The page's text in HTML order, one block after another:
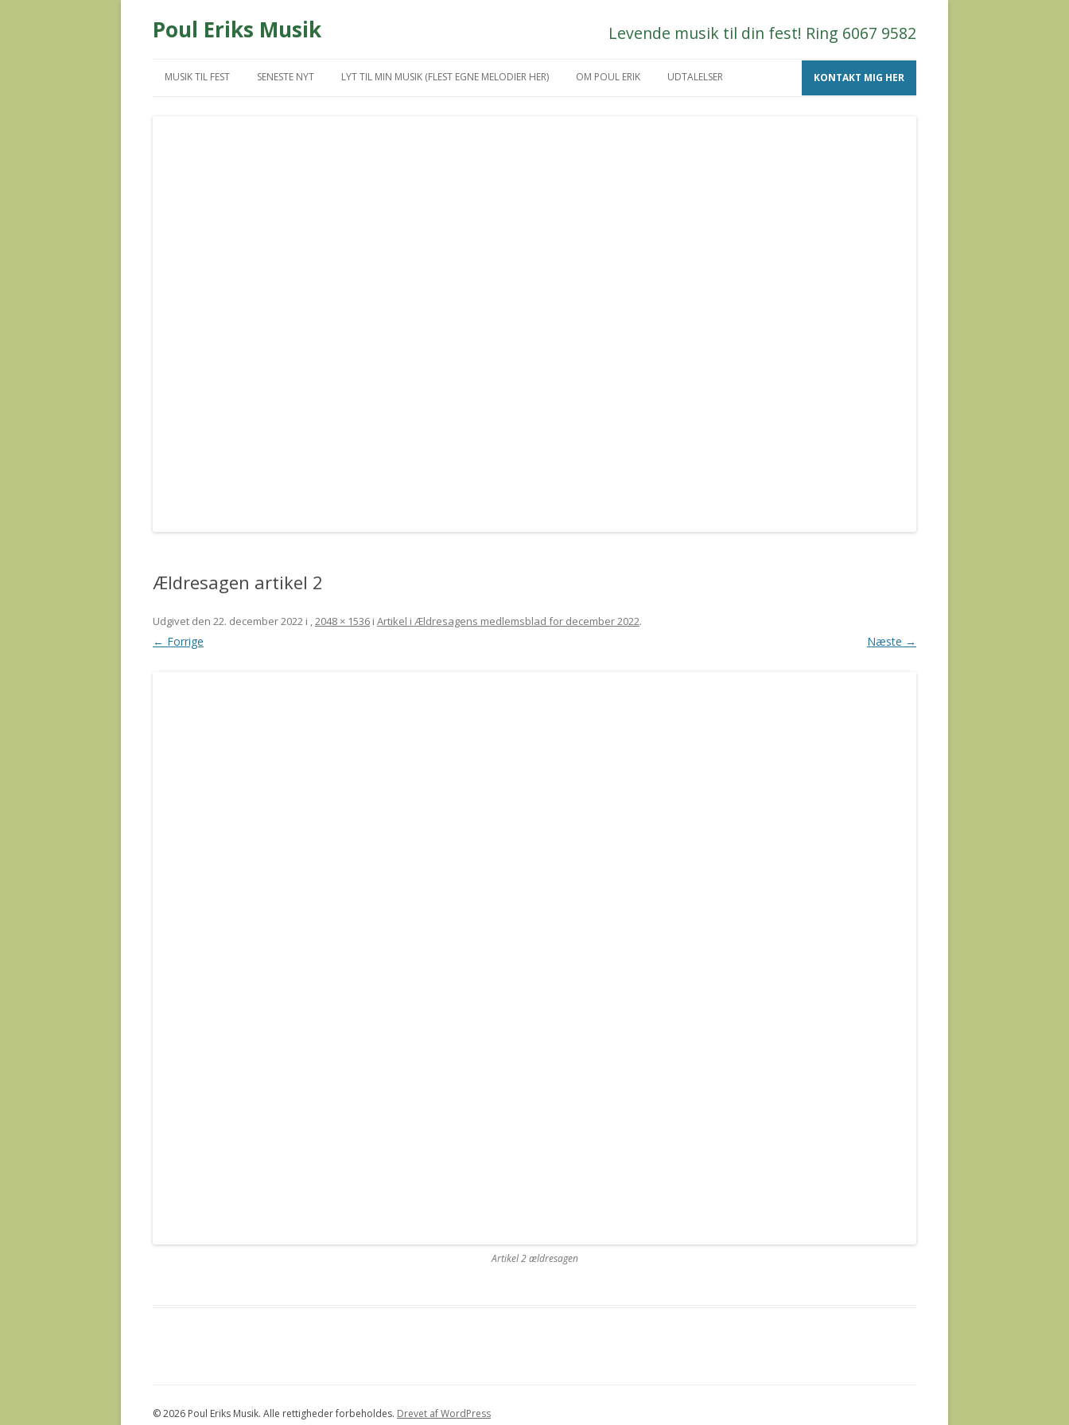
Poul Eriks Musik Levende musik til din fest! Ring 6067 9582
til
indhold
MUSIK TIL FEST SENESTE NYT LYT TIL MIN MUSIK (FLEST EGNE MELODIER HER) OM POUL ERIK UDTALELSER KONTAKT MIG HER
Ældresagen artikel 2
Udgivet den 22. december 2022 i ,2048 × 1536 i Artikel i Ældresagens medlemsblad for december 2022.
← Forrige Næste →
Artikel 2 ældresagen
© 2026 Poul Eriks Musik. Alle rettigheder forbeholdes. Drevet af WordPress